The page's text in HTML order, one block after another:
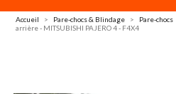
Accueil Pare-chocs & Blindage Pare-chocs
arrière - MITSUBISHI PAJERO 4 - F4X4